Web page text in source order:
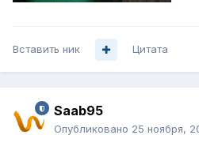
Вставить ник Цитата
Saab95
Опубликовано 25 ноября,